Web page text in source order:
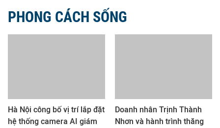
PHONG CÁCH SỐNG
Hà Nội công bố vị trí lắp đặt
hệ thống camera AI giám
Doanh nhân Trịnh Thành
Nhơn và hành trình thăng